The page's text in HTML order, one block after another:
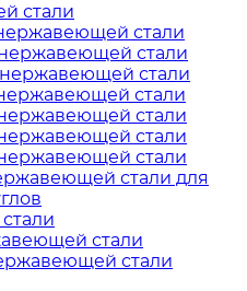
стали
стали
стали
стали
стали
стали
стали
стали
стали для
стали
стали